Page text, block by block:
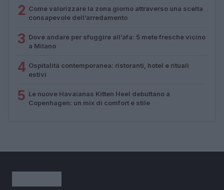
2 Come valorizzare la zona giorno attraverso una scelta
consapevole dell’arredamento
3 Dove andare per sfuggire all’afa: 5 mete fresche vicino
a Milano
4 Ospitalità contemporanea: ristoranti, hotel e rituali
estivi
5 Le nuove Havaianas Kitten Heel debuttano a
Copenhagen: un mix di comfort e stile